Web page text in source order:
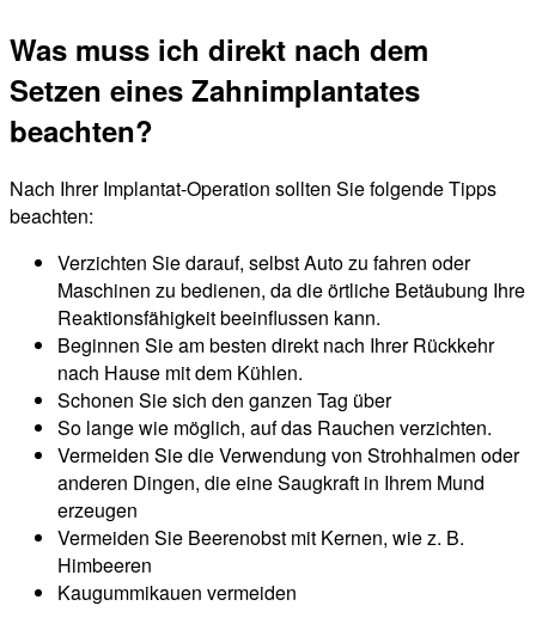
Was muss ich direkt nach dem
Setzen eines Zahnimplantates
beachten?
Nach Ihrer Implantat-Operation sollten Sie folgende Tipps
beachten:
Verzichten Sie darauf, selbst Auto zu fahren oder
Maschinen zu bedienen, da die örtliche Betäubung Ihre
Reaktionsfähigkeit beeinflussen kann.
Beginnen Sie am besten direkt nach Ihrer Rückkehr
nach Hause mit dem Kühlen.
Schonen Sie sich den ganzen Tag über
So lange wie möglich, auf das Rauchen verzichten.
Vermeiden Sie die Verwendung von Strohhalmen oder
anderen Dingen, die eine Saugkraft in Ihrem Mund
erzeugen
Vermeiden Sie Beerenobst mit Kernen, wie z. B.
Himbeeren
Kaugummikauen vermeiden